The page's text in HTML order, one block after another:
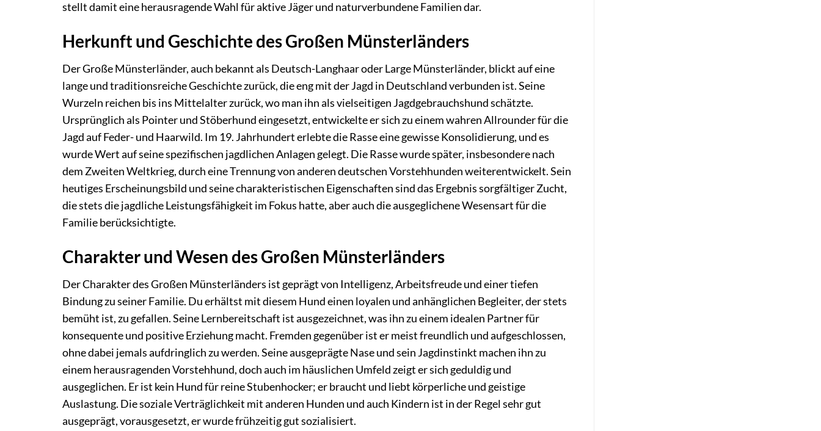
stellt damit eine herausragende Wahl für aktive Jäger und naturverbundene Familien dar.
Herkunft und Geschichte des Großen Münsterländers
Der Große Münsterländer, auch bekannt als Deutsch-Langhaar oder Large Münsterländer, blickt auf eine
lange und traditionsreiche Geschichte zurück, die eng mit der Jagd in Deutschland verbunden ist. Seine
Wurzeln reichen bis ins Mittelalter zurück, wo man ihn als vielseitigen Jagdgebrauchshund schätzte.
Ursprünglich als Pointer und Stöberhund eingesetzt, entwickelte er sich zu einem wahren Allrounder für die
Jagd auf Feder- und Haarwild. Im 19. Jahrhundert erlebte die Rasse eine gewisse Konsolidierung, und es
wurde Wert auf seine spezifischen jagdlichen Anlagen gelegt. Die Rasse wurde später, insbesondere nach
dem Zweiten Weltkrieg, durch eine Trennung von anderen deutschen Vorstehhunden weiterentwickelt. Sein
heutiges Erscheinungsbild und seine charakteristischen Eigenschaften sind das Ergebnis sorgfältiger Zucht,
die stets die jagdliche Leistungsfähigkeit im Fokus hatte, aber auch die ausgeglichene Wesensart für die
Familie berücksichtigte.
Charakter und Wesen des Großen Münsterländers
Der Charakter des Großen Münsterländers ist geprägt von Intelligenz, Arbeitsfreude und einer tiefen
Bindung zu seiner Familie. Du erhältst mit diesem Hund einen loyalen und anhänglichen Begleiter, der stets
bemüht ist, zu gefallen. Seine Lernbereitschaft ist ausgezeichnet, was ihn zu einem idealen Partner für
konsequente und positive Erziehung macht. Fremden gegenüber ist er meist freundlich und aufgeschlossen,
ohne dabei jemals aufdringlich zu werden. Seine ausgeprägte Nase und sein Jagdinstinkt machen ihn zu
einem herausragenden Vorstehhund, doch auch im häuslichen Umfeld zeigt er sich geduldig und
ausgeglichen. Er ist kein Hund für reine Stubenhocker; er braucht und liebt körperliche und geistige
Auslastung. Die soziale Verträglichkeit mit anderen Hunden und auch Kindern ist in der Regel sehr gut
ausgeprägt, vorausgesetzt, er wurde frühzeitig gut sozialisiert.